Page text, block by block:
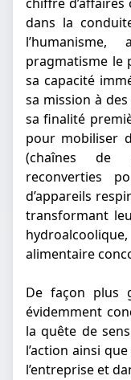
dans la
pragmatisme le
sa capacité
sa mission à
sa finalité
pour mobiliser
(chaînes de
reconverties
d’appareils
transformant
alimentaire
De façon plus
évidemment
la quête de
l’action ainsi
l’entreprise et